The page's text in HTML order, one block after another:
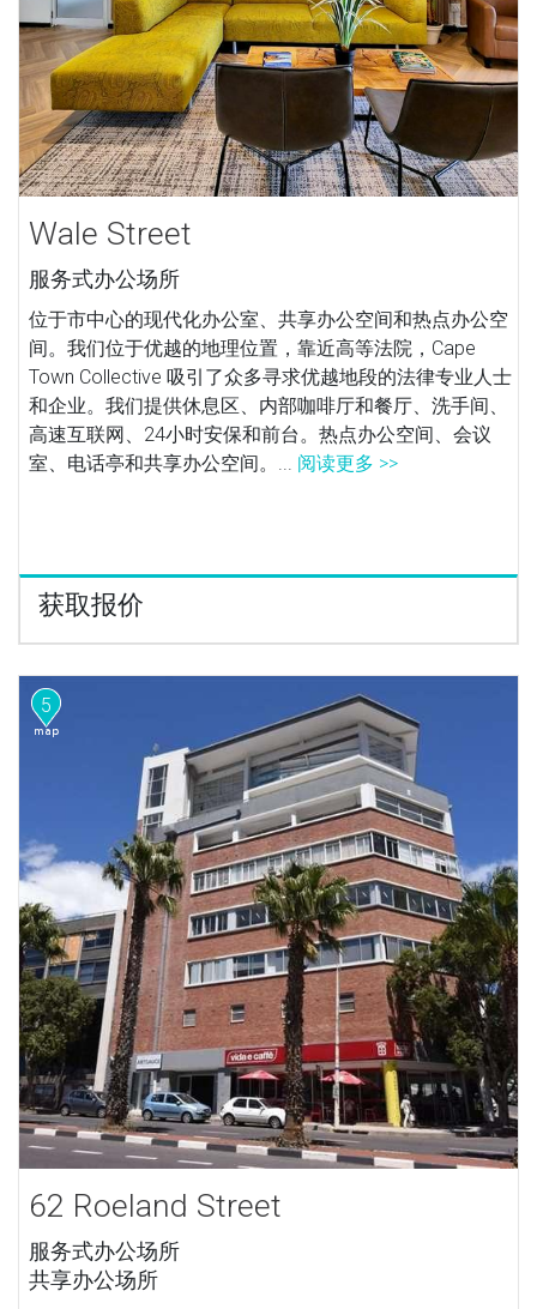
Wale Street
服务式办公场所
位于市中心的现代化办公室、共享办公空间和热点办公空
间。我们位于优越的地理位置，靠近高等法院，Cape
Town Collective 吸引了众多寻求优越地段的法律专业人士
和企业。我们提供休息区、内部咖啡厅和餐厅、洗手间、
高速互联网、24小时安保和前台。热点办公空间、会议
室、电话亭和共享办公空间。... 阅读更多 >>
获取报价
5
62 Roeland Street
服务式办公场所
共享办公场所